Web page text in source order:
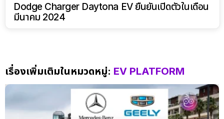
Dodge Charger Daytona EV ยืนยันเปิดตัวในเดือน
มีนาคม 2024
เรื่องเพิ่มเติมในหมวดหมู่: EV PLATFORM